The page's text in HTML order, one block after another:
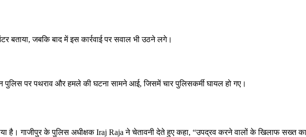
बताया, जबकि बाद में इस कार्रवाई पर सवाल भी उठने लगे।
पुलिस पर पथराव और हमले की घटना सामने आई, जिसमें चार पुलिसकर्मी घायल हो गए।
गाजीपुर के पुलिस अधीक्षक Iraj Raja ने चेतावनी देते हुए कहा, “उपद्रव करने वालों के खिलाफ सख्त